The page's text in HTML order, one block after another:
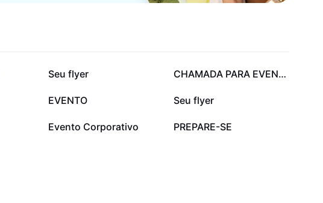
20,1 mil
Seu flyer 12,9 mil CHAMADA PARA EVENTO
2,3 mil
EVENTO 2,2 mil
Seu flyer
1 mil
Evento Corporativo 971
PREPARE-SE